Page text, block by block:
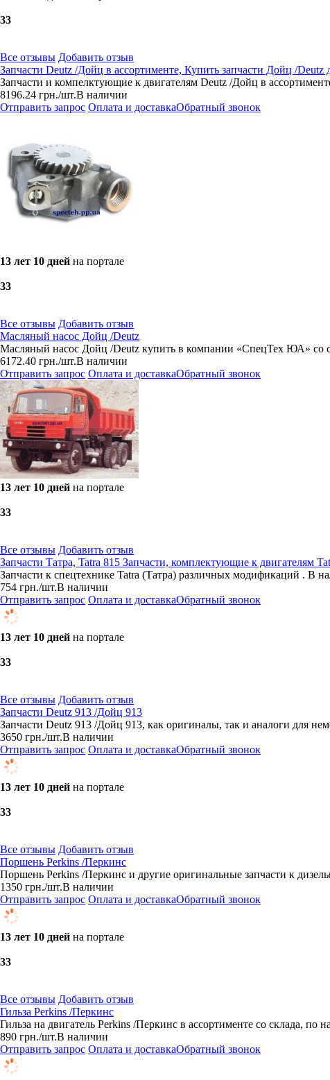
33
Все отзывы Добавить отзыв
Запчасти Deutz /Дойц в ассортименте, Купить запчасти Дойц /Deutz
Запчасти и компелктующие к двигателям Deutz /Дойц в
8196.24 грн./шт.В наличии
Отправить запрос Оплата и доставкаОбратный звонок
13 лет 10 дней на портале
33
Все отзывы Добавить отзыв
Масляный насос Дойц /Deutz
Масляный насос Дойц /Deutz купить в компании «СпецТех ЮА» со
6172.40 грн./шт.В наличии
Отправить запрос Оплата и доставкаОбратный звонок
13 лет 10 дней на портале
33
Все отзывы Добавить отзыв
Запчасти Татра, Tatra 815 Запчасти, комплектующие к двигателям
Запчасти к спецтехнике Tatra (Татра) различных модификаций . В
754 грн./шт.В наличии
Отправить запрос Оплата и доставкаОбратный звонок
13 лет 10 дней на портале
33
Все отзывы Добавить отзыв
Запчасти Deutz 913 /Дойц 913
Запчасти Deutz 913 /Дойц 913, как оригиналы, так и аналоги для
3650 грн./шт.В наличии
Отправить запрос Оплата и доставкаОбратный звонок
13 лет 10 дней на портале
33
Все отзывы Добавить отзыв
Поршень Perkins /Перкинс
Поршень Perkins /Перкинс и другие оригинальные запчасти к
1350 грн./шт.В наличии
Отправить запрос Оплата и доставкаОбратный звонок
13 лет 10 дней на портале
33
Все отзывы Добавить отзыв
Гильза Perkins /Перкинс
Гильза на двигатель Perkins /Перкинс в ассортименте со склада,
890 грн./шт.В наличии
Отправить запрос Оплата и доставкаОбратный звонок